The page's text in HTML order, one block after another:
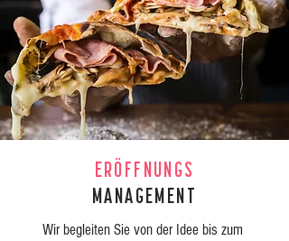
ERÖFFNUNGS
MANAGEMENT
Wir begleiten Sie von der Idee bis zum